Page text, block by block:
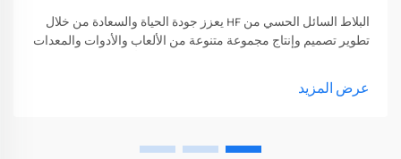
البلاط السائل الحسي من HF يعزز جودة الحياة والسعادة من خلال
تطوير تصميم وإنتاج مجموعة متنوعة من الألعاب والأدوات والمعدات
عرض المزيد